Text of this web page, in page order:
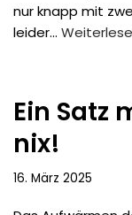
nur knapp mit
leider…
Ein Satz
nix!
16. März 2025